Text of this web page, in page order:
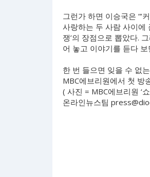
그런가 하면 이승국은 “‘
사랑하는 두 사람 사이에
쟁’의 장점으로 뽑았다.
어 놓고 이야기를 듣다
한 번 들으면 잊을 수 없
MBC에브리원에서 첫 방
( 사진 = MBC에브리원 ‘
온라인뉴스팀